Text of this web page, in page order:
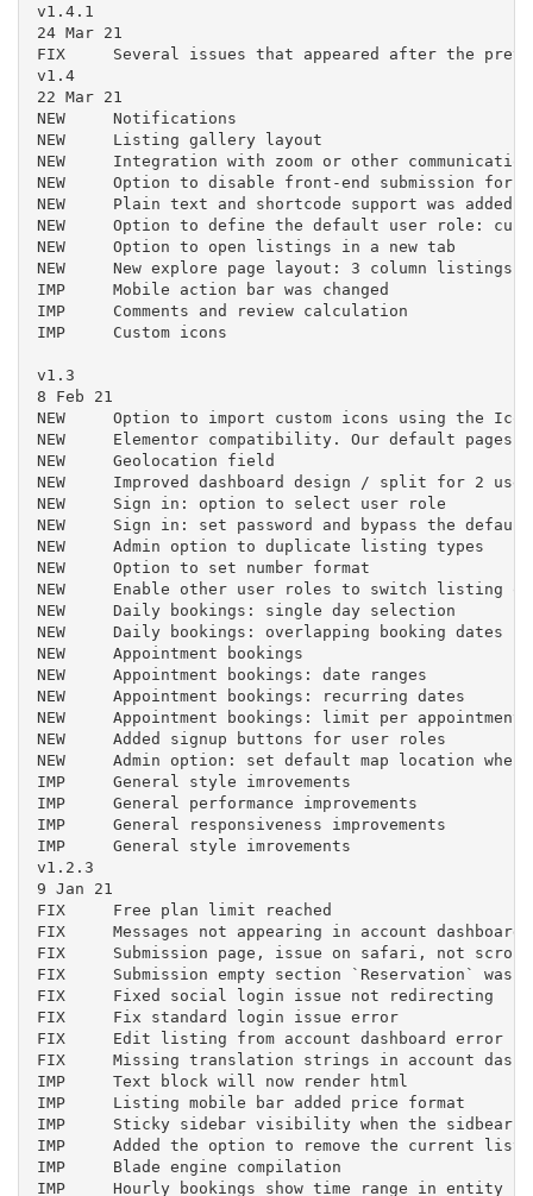
v1.4.1
24 Mar 21
FIX	Several issues that appeared after the previous update
v1.4
22 Mar 21
NEW	Notifications
NEW	Listing gallery layout
NEW	Integration with zoom or other communication platforms through webhooks
NEW	Option to disable front-end submission for specific listing type
NEW	Plain text and shortcode support was added in the submission form
NEW	Option to define the default user role: customer or business
NEW	Option to open listings in a new tab
NEW	New explore page layout: 3 column listings
IMP	Mobile action bar was changed
IMP	Comments and review calculation
IMP	Custom icons
v1.3
8 Feb 21
NEW	Option to import custom icons using the IcoMoon App
NEW	Elementor compatibility. Our default pages modules were replaced with Elementor widgets
NEW	Geolocation field
NEW	Improved dashboard design / split for 2 user roles: customer & business
NEW	Sign in: option to select user role
NEW	Sign in: set password and bypass the default wp reset password process
NEW	Admin option to duplicate listing types
NEW	Option to set number format
NEW	Enable other user roles to switch listing ownership in admin
NEW	Daily bookings: single day selection
NEW	Daily bookings: overlapping booking dates
NEW	Appointment bookings
NEW	Appointment bookings: date ranges
NEW	Appointment bookings: recurring dates
NEW	Appointment bookings: limit per appointment
NEW	Added signup buttons for user roles
NEW	Admin option: set default map location when there are no markers
IMP	General style imrovements
IMP	General performance improvements
IMP	General responsiveness improvements
IMP	General style imrovements
v1.2.3
9 Jan 21
FIX	Free plan limit reached
FIX	Messages not appearing in account dashboard
FIX	Submission page, issue on safari, not scrolling to top
FIX	Submission empty section `Reservation` was appearing
FIX	Fixed social login issue not redirecting
FIX	Fix standard login issue error
FIX	Edit listing from account dashboard error in modal
FIX	Missing translation strings in account dashboard
IMP	Text block will now render html
IMP	Listing mobile bar added price format
IMP	Sticky sidebar visibility when the sidbear is overlapping with the screen resolution in the single listing page
IMP	Added the option to remove the current listing counter from the submission page
IMP	Blade engine compilation
IMP	Hourly bookings show time range in entity record